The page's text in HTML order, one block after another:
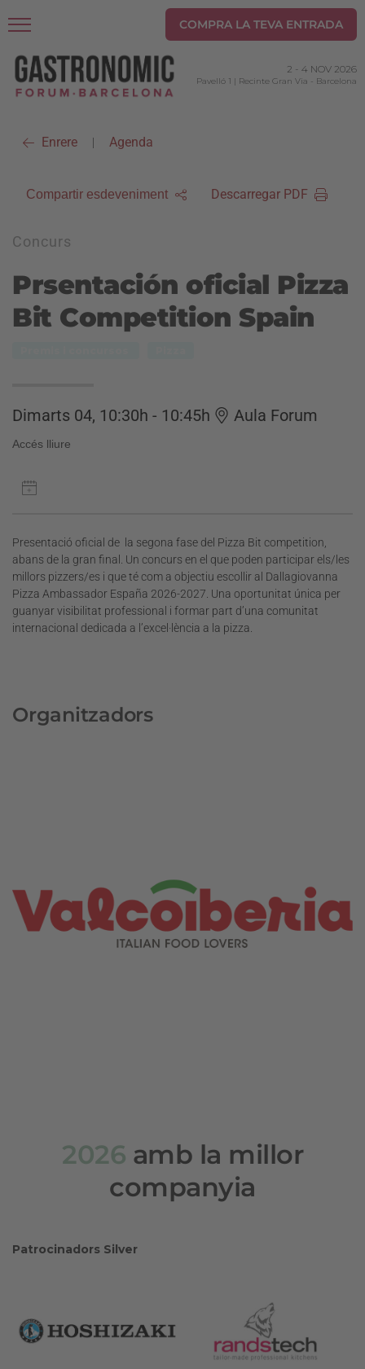
COMPRA LA TEVA ENTRADA
2 - 4 NOV 2026
Pavelló 1 | Recinte Gran Via - Barcelona
Enrere | Agenda
Compartir esdeveniment Descarregar PDF
Concurs
Prsentación oficial Pizza
Bit Competition Spain
Dimarts 04, 10:30h - 10:45h Aula Forum
Accés lliure
Presentació oficial de la segona fase del Pizza Bit competition,
abans de la gran final. Un concurs en el que poden participar els/les
millors pizzers/es i que té com a objectiu escollir al Dallagiovanna
Pizza Ambassador España 2026-2027. Una oportunitat única per
guanyar visibilitat professional i formar part d’una comunitat
internacional dedicada a l’excel·lència a la pizza.
Organitzadors
2026 amb la millor
companyia
Patrocinadors Silver